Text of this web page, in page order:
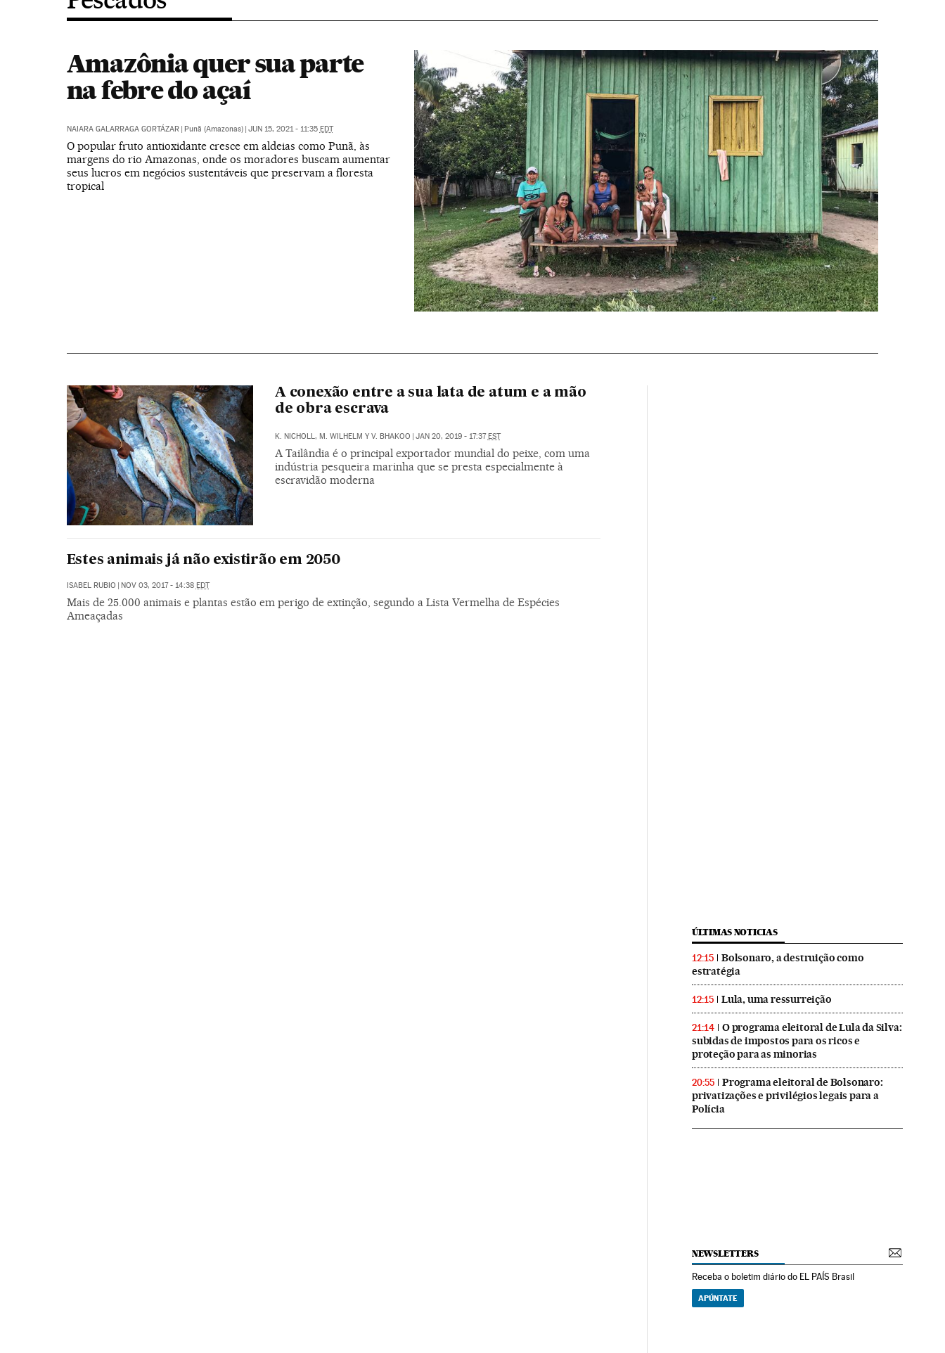
Amazônia quer sua parte
na febre do açaí
NAIARA GALARRAGA GORTÁZAR | Punã (Amazonas) | JUN 15, 2021 - 11:35 EDT
O popular fruto antioxidante cresce em aldeias como Punã, às
margens do rio Amazonas, onde os moradores buscam aumentar
seus lucros em negócios sustentáveis que preservam a floresta
tropical
A conexão entre a sua lata de atum e a mão
de obra escrava
K. NICHOLL, M. WILHELM Y V. BHAKOO | JAN 20, 2019 - 17:37EST
A Tailândia é o principal exportador mundial do peixe, com uma
indústria pesqueira marinha que se presta especialmente à
escravidão moderna
Estes animais já não existirão em 2050
ISABEL RUBIO NOV 03, 2017 - 14:38 EDT
Mais de 25.000 animais e plantas estão em perigo de extinção, segundo a Lista Vermelha de Espécies
Ameaçadas
ÚLTIMAS NOTICIAS
12:15
Bolsonaro, a destruição como
estratégia
12:15 Lula, uma ressurreição
21:14
O programa eleitoral de Lula da Silva:
subidas de impostos para os ricos e
proteção para as minorias
20:55
Programa eleitoral de Bolsonaro:
privatizações e privilégios legais para a
Polícia
NEWSLETTERS
Receba o boletim diário do EL PAÍS Brasil
APÚNTATE